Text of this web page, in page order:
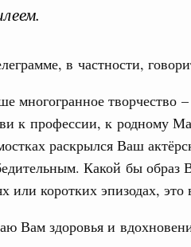
в частности,
многогранное творчество
к профессии, к родному
раскрылся Ваш
Какой бы образ
или коротких эпизодах, это
Вам здоровья и
Российской